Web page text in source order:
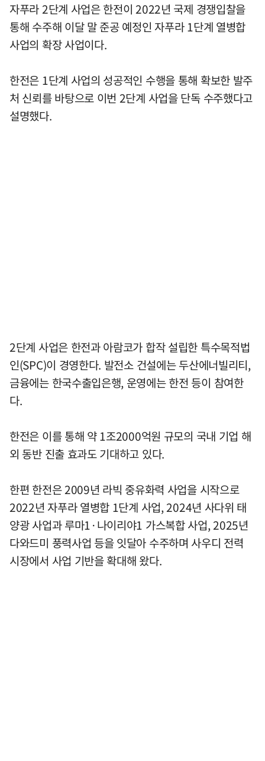
자푸라 2단계 사업은 한전이 2022년 국제 경쟁입찰을
통해 수주해 이달 말 준공 예정인 자푸라 1단계 열병합
사업의 확장 사업이다.
한전은 1단계 사업의 성공적인 수행을 통해 확보한 발주
처 신뢰를 바탕으로 이번 2단계 사업을 단독 수주했다고
설명했다.
2단계 사업은 한전과 아람코가 합작 설립한 특수목적법
인(SPC)이 경영한다. 발전소 건설에는 두산에너빌리티,
금융에는 한국수출입은행, 운영에는 한전 등이 참여한
다.
한전은 이를 통해 약 1조2000억원 규모의 국내 기업 해
외 동반 진출 효과도 기대하고 있다.
한편 한전은 2009년 라빅 중유화력 사업을 시작으로
2022년 자푸라 열병합 1단계 사업, 2024년 사다위 태
양광 사업과 루마1·나이리야1 가스복합 사업, 2025년
다와드미 풍력사업 등을 잇달아 수주하며 사우디 전력
시장에서 사업 기반을 확대해 왔다.